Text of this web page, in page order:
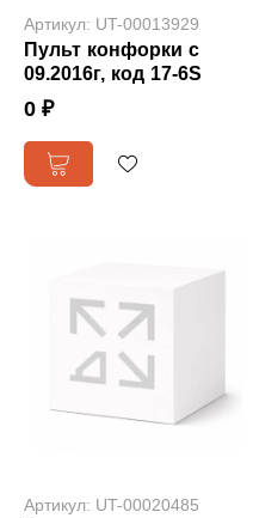
Артикул: UT-00013929
Пульт конфорки с
09.2016г, код 17-6S
0 ₽
Артикул: UT-00020485